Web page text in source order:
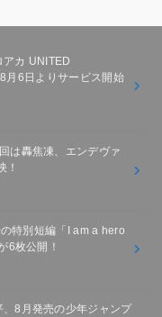
アカ UNITED
月6日よりサービス開始
は轟焦凍、エンデヴァ
！
特別短編「I am a hero
6枚公開！
、8月発売の少年ジャンプ